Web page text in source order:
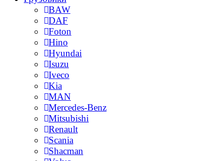
BAW
DAF
Foton
Hino
Hyundai
Isuzu
Iveco
Kia
MAN
Mercedes-Benz
Mitsubishi
Renault
Scania
Shacman